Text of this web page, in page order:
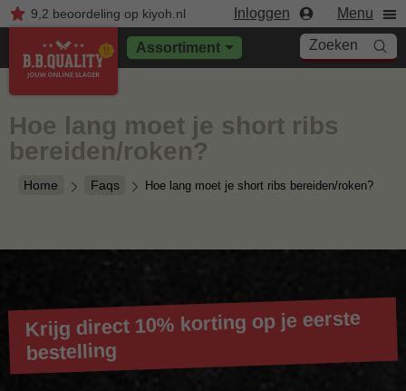
9,2 beoordelingop kiyoh.nl Inloggen Menu
Assortiment Zoeken
Home Faqs Hoe lang moet je short ribs bereiden/roken?
Hoe lang moet je short ribs
bereiden/roken?
Krijg direct 10% korting op je eerste
bestelling